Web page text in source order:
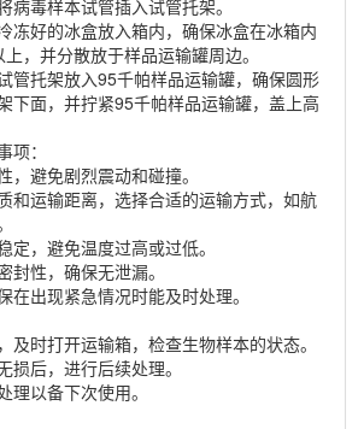
病毒样本试管插入试管托架‌。
冻好的冰盒放入箱内，确保冰盒在冰箱内
，并分散放于样品运输罐周边‌。
管托架放入95千帕样品运输罐，确保圆形
下面，并拧紧95千帕样品运输罐，盖上高
：
，避免剧烈震动和碰撞‌。
和运输距离，选择合适的运输方式，如航
定，避免温度过高或过低‌。
封性，确保无泄漏‌。
在出现紧急情况时能及时处理‌。
及时打开运输箱，检查生物样本的状态‌。
损后，进行后续处理‌。
理以备下次使用‌。